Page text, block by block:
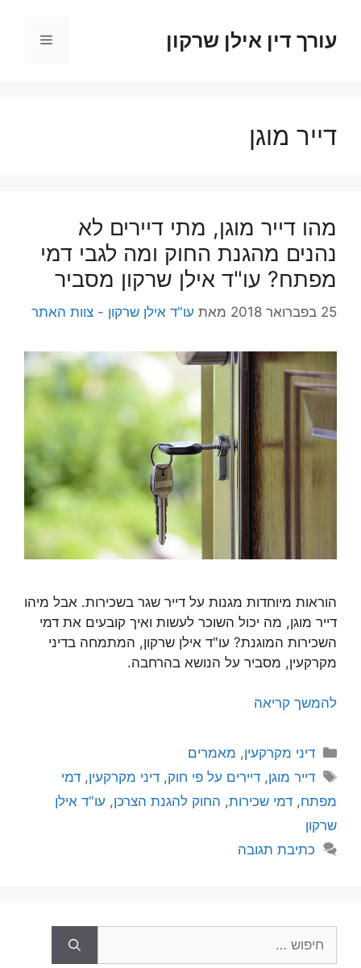
עורך דין אילן שרקון תפריט
דייר מוגן
מהו דייר מוגן, מתי דיירים לא
נהנים מהגנת החוק ומה לגבי דמי
מפתח? עו"ד אילן שרקון מסביר
25 בפברואר 2018 מאת עו"ד אילן שרקון - צוות האתר
הוראות מיוחדות מגנות על דייר שגר בשכירות. אבל מיהו
דייר מוגן, מה יכול השוכר לעשות ואיך קובעים את דמי
השכירות המוגנת? עו"ד אילן שרקון, המתמחה בדיני
מקרקעין, מסביר על הנושא בהרחבה.
להמשך קריאה
קטגוריות
דיני מקרקעין, מאמרים
תגיות
דייר מוגן,דיירים על פי חוק,דיני מקרקעין,דמי
מפתח, דמי שכירות, החוק להגנת הצרכן, עו"ד אילן
שרקון
כתיבת תגובה